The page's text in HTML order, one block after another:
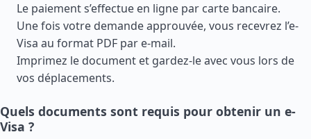
Le paiement s’effectue en ligne par carte bancaire.
Une fois votre demande approuvée, vous recevrez l’e-
Visa au format PDF par e-mail.
Imprimez le document et gardez-le avec vous lors de
vos déplacements.
Quels documents sont requis pour obtenir un e-
Visa ?